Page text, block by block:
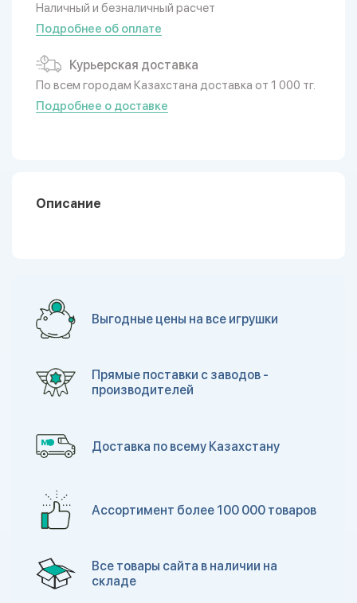
Наличный и безналичный расчет
Подробнее об оплате
Курьерская доставка
По всем городам Казахстана доставка от 1 000 тг.
Подробнее о доставке
Описание
Выгодные цены на все игрушки
Прямые поставки с заводов -
производителей
Доставка по всему Казахстану
Ассортимент более 100 000 товаров
Все товары сайта в наличии на
складе